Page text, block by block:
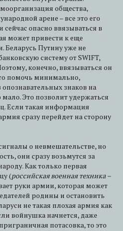
общества,
арене – все это его
опасно ввязываться в
может привести к еще
Беларусь Путину уже не
систему от SWIFT,
конечно, ввязываться он
помочь минимально,
знаков на
Это позволит удержаться
Если такая информация
сразу перейдет на сторону
о невмешательстве, но
они сразу возьмутся за
Как только первая
(российская военная техника –
руки армии, которая может
родины и остановить
не такая плохая армия как
войнушка начнется, даже
потасовка, то это